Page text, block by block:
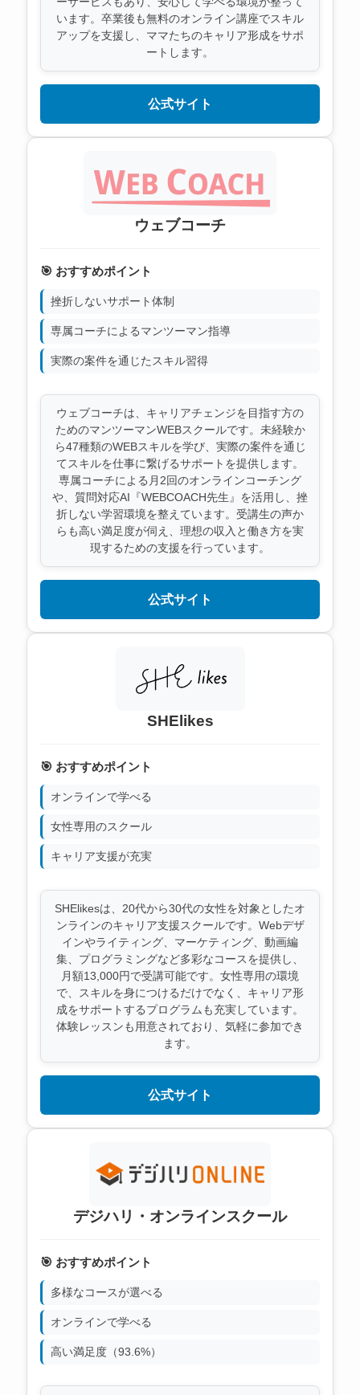
います。卒業後も無料のオンライン講座でスキル
アップを支援し、ママたちのキャリア形成をサポ
ートします。
公式サイト
ウェブコーチ
🎯 おすすめポイント
挫折しないサポート体制
専属コーチによるマンツーマン指導
実際の案件を通じたスキル習得
ウェブコーチは、キャリアチェンジを目指す方の
ためのマンツーマンWEBスクールです。未経験か
ら47種類のWEBスキルを学び、実際の案件を通じ
てスキルを仕事に繋げるサポートを提供します。
専属コーチによる月2回のオンラインコーチング
や、質問対応AI『WEBCOACH先生』を活用し、挫
折しない学習環境を整えています。受講生の声か
らも高い満足度が伺え、理想の収入と働き方を実
現するための支援を行っています。
公式サイト
SHElikes
🎯 おすすめポイント
オンラインで学べる
女性専用のスクール
キャリア支援が充実
SHElikesは、20代から30代の女性を対象としたオ
ンラインのキャリア支援スクールです。Webデザ
インやライティング、マーケティング、動画編
集、プログラミングなど多彩なコースを提供し、
月額13,000円で受講可能です。女性専用の環境
で、スキルを身につけるだけでなく、キャリア形
成をサポートするプログラムも充実しています。
体験レッスンも用意されており、気軽に参加でき
ます。
公式サイト
デジハリ・オンラインスクール
🎯 おすすめポイント
多様なコースが選べる
オンラインで学べる
高い満足度（93.6%）